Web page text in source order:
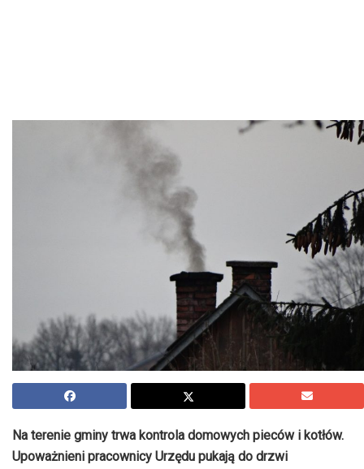
Na terenie gminy trwa kontrola domowych pieców i kotłów.
Upoważnieni pracownicy Urzędu pukają do drzwi